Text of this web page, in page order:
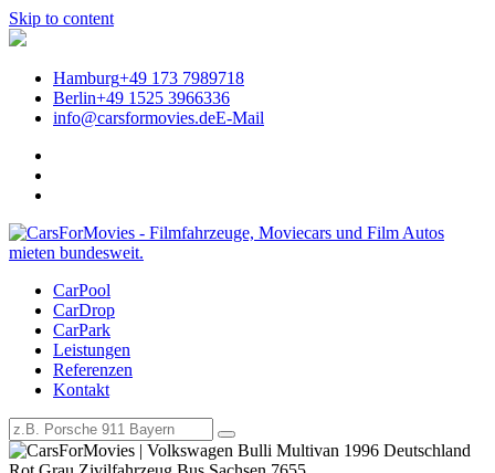
Skip to content
Hamburg+49 173 7989718
Berlin+49 1525 3966336
info@carsformovies.deE-Mail
Legendäre Filmautos für Events
mieten | CarsForMovies –
Filmautos, Filmfahrzeuge und
Oldtimer mieten
CarPool
CarDrop
CarPark
Leistungen
Referenzen
Kontakt